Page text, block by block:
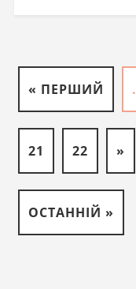
« ПЕРШИЙ
21 22 »
ОСТАННІЙ »